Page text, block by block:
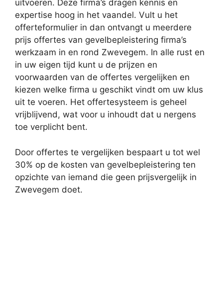
uitvoeren. Deze firma’s dragen kennis en
expertise hoog in het vaandel. Vult u het
offerteformulier in dan ontvangt u meerdere
prijs offertes van gevelbepleistering firma’s
werkzaam in en rond Zwevegem. In alle rust en
in uw eigen tijd kunt u de prijzen en
voorwaarden van de offertes vergelijken en
kiezen welke firma u geschikt vindt om uw klus
uit te voeren. Het offertesysteem is geheel
vrijblijvend, wat voor u inhoudt dat u nergens
toe verplicht bent.
Door offertes te vergelijken bespaart u tot wel
30% op de kosten van gevelbepleistering ten
opzichte van iemand die geen prijsvergelijk in
Zwevegem doet.